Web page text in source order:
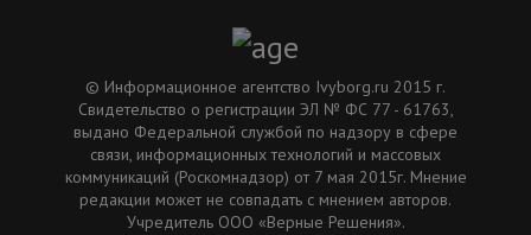
© Информационное агентство Ivyborg.ru 2015 г.
Свидетельство о регистрации ЭЛ № ФС 77 - 61763,
выдано Федеральной службой по надзору в сфере
связи, информационных технологий и массовых
коммуникаций (Роскомнадзор) от 7 мая 2015г. Мнение
редакции может не совпадать с мнением авторов.
Учредитель ООО «Верные Решения».